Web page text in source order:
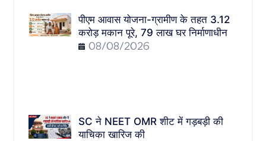
पीएम आवास योजना-ग्रामीण के तहत 3.12
करोड़ मकान पूरे, 79 लाख घर निर्माणाधीन
08/08/2026
SC ने NEET OMR शीट में गड़बड़ी की
याचिका खारिज की